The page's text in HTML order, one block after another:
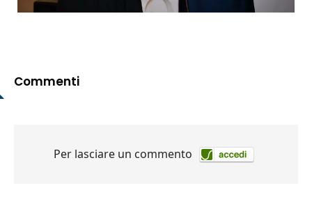
Commenti